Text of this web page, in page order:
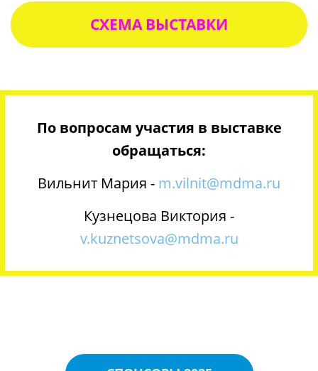
СХЕМА ВЫСТАВКИ
По вопросам участия в выставке
обращаться:
Вильнит Мария - m.vilnit@mdma.ru
Кузнецова Виктория -
v.kuznetsova@mdma.ru